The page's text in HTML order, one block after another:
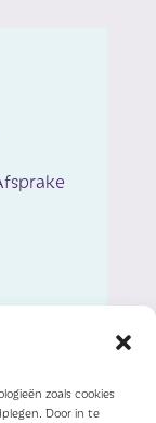
zoals cookies
Door in te